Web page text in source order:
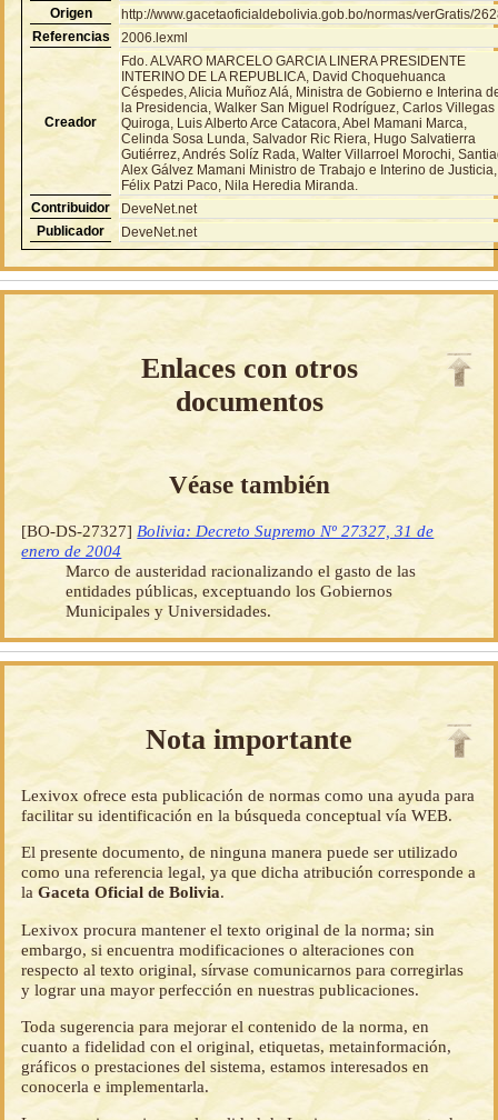
Origen
http://www.gacetaoficialdebolivia.gob.bo/normas/verGratis/
Referencias
2006.lexml
Creador
Fdo. ALVARO MARCELO GARCIA LINERA PRESIDENTE
INTERINO DE LA REPUBLICA, David Choquehuanca
Céspedes, Alicia Muñoz Alá, Ministra de Gobierno e Interina
la Presidencia, Walker San Miguel Rodríguez, Carlos Villegas
Quiroga, Luis Alberto Arce Catacora, Abel Mamani Marca,
Celinda Sosa Lunda, Salvador Ric Riera, Hugo Salvatierra
Gutiérrez, Andrés Solíz Rada, Walter Villarroel Morochi,
Alex Gálvez Mamani Ministro de Trabajo e Interino de Justicia,
Félix Patzi Paco, Nila Heredia Miranda.
Contribuidor
DeveNet.net
Publicador
DeveNet.net
Enlaces con otros
documentos
Véase también
[BO-DS-27327] Bolivia: Decreto Supremo Nº 27327, 31 de
enero de 2004
Marco de austeridad racionalizando el gasto de las
entidades públicas, exceptuando los Gobiernos
Municipales y Universidades.
Nota importante
Lexivox ofrece esta publicación de normas como una ayuda para
facilitar su identificación en la búsqueda conceptual vía WEB.
El presente documento, de ninguna manera puede ser utilizado
como una referencia legal, ya que dicha atribución corresponde a
laGaceta Oficial de Bolivia.
Lexivox procura mantener el texto original de la norma; sin
embargo, si encuentra modificaciones o alteraciones con
respecto al texto original, sírvase comunicarnos para corregirlas
y lograr una mayor perfección en nuestras publicaciones.
Toda sugerencia para mejorar el contenido de la norma, en
cuanto a fidelidad con el original, etiquetas, metainformación,
gráficos o prestaciones del sistema, estamos interesados en
conocerla e implementarla.